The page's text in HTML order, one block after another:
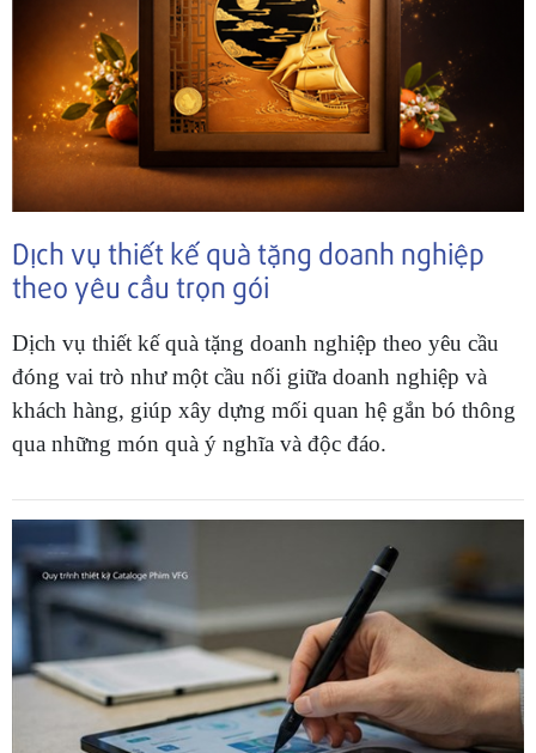
Dịch vụ thiết kế quà tặng doanh nghiệp
theo yêu cầu trọn gói
Dịch vụ thiết kế quà tặng doanh nghiệp theo yêu cầu
đóng vai trò như một cầu nối giữa doanh nghiệp và
khách hàng, giúp xây dựng mối quan hệ gắn bó thông
qua những món quà ý nghĩa và độc đáo.